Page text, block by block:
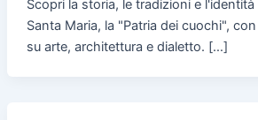
Scopri la storia, le tradizioni e l'identità
Santa Maria, la "Patria dei cuochi",
su arte, architettura e dialetto. […]